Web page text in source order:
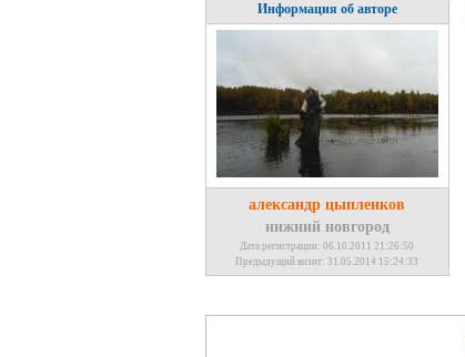
Информация об авторе
александр цыпленков
нижний новгород
Дата регистрации: 06.10.2011 21:26:50
Предыдущий визит: 31.05.2014 15:24:33